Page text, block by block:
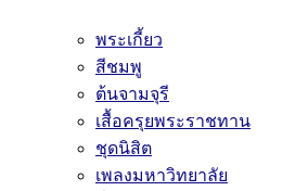
พระเกี้ยว
สีชมพู
ต้นจามจุรี
เสื้อครุยพระราชทาน
ชุดนิสิต
เพลงมหาวิทยาลัย